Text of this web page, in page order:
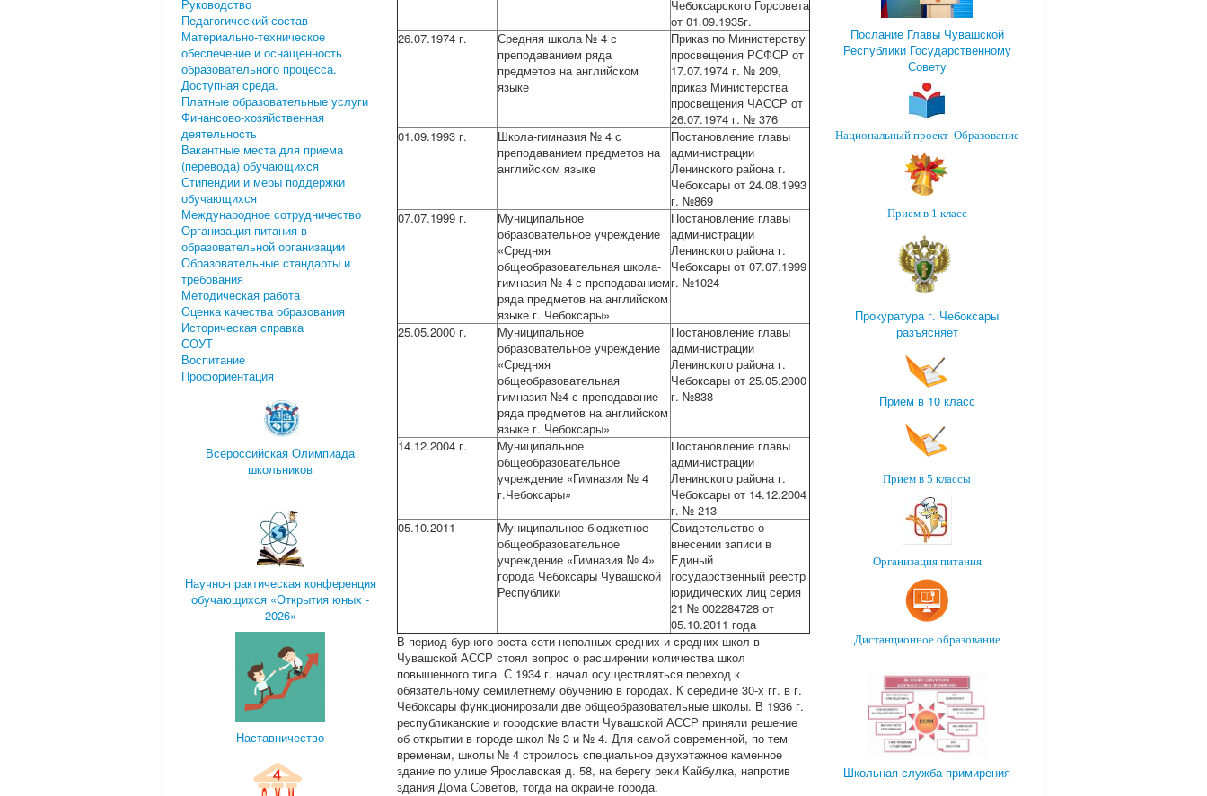
Руководство
Педагогический состав
Материально-техническое
обеспечение и оснащенность
образовательного процесса.
Доступная среда.
Платные образовательные услуги
Финансово-хозяйственная
деятельность
Вакантные места для приема
(перевода) обучающихся
Стипендии и меры поддержки
обучающихся
Международное сотрудничество
Организация питания в
образовательной организации
Образовательные стандарты и
требования
Методическая работа
Оценка качества образования
Историческая справка
СОУТ
Воспитание
Профориентация
Всероссийская Олимпиада
школьников
Научно-практическая конференция
обучающихся «Открытия юных -
2026»
Наставничество
Чебоксарского Горсовета
от 01.09.1935г.
26.07.1974 г.
Средняя школа № 4 с
преподаванием ряда
предметов на английском
языке
Приказ по Министерству
просвещения РСФСР от
17.07.1974 г. № 209,
приказ Министерства
просвещения ЧАССР от
26.07.1974 г. № 376
01.09.1993 г.
Школа-гимназия № 4 с
преподаванием предметов на
английском языке
Постановление главы
администрации
Ленинского района г.
Чебоксары от 24.08.1993
г. №869
07.07.1999 г.
Муниципальное
образовательное учреждение
«Средняя
общеобразовательная школа-
гимназия № 4 с преподаванием
ряда предметов на английском
языке г. Чебоксары»
Постановление главы
администрации
Ленинского района г.
Чебоксары от 07.07.1999
г. №1024
25.05.2000 г.
Муниципальное
образовательное учреждение
«Средняя
общеобразовательная
гимназия №4 с преподавание
ряда предметов на английском
языке г. Чебоксары»
Постановление главы
администрации
Ленинского района г.
Чебоксары от 25.05.2000
г. №838
14.12.2004 г.
Муниципальное
общеобразовательное
учреждение «Гимназия № 4
г.Чебоксары»
Постановление главы
администрации
Ленинского района г.
Чебоксары от 14.12.2004
г. № 213
05.10.2011
Муниципальное бюджетное
общеобразовательное
учреждение «Гимназия № 4»
города Чебоксары Чувашской
Республики
Свидетельство о
внесении записи в
Единый
государственный реестр
юридических лиц серия
21 № 002284728 от
05.10.2011 года
В период бурного роста сети неполных средних и средних школ в
Чувашской АССР стоял вопрос о расширении количества школ
повышенного типа. С 1934 г. начал осуществляться переход к
обязательному семилетнему обучению в городах. К середине 30-х гг. в г.
Чебоксары функционировали две общеобразовательные школы. В 1936 г.
республиканские и городские власти Чувашской АССР приняли решение
об открытии в городе школ № 3 и № 4. Для самой современной, по тем
временам, школы № 4 строилось специальное двухэтажное каменное
здание по улице Ярославская д. 58, на берегу реки Кайбулка, напротив
здания Дома Советов, тогда на окраине города.
Послание Главы Чувашской
Республики Государственному
Совету
Национальный проект Образование
Прием в 1 класс
Прокуратура г. Чебоксары
разъясняет
Прием в 10 класс
Прием в 5 классы
Организация питания
Дистанционное образование
Школьная служба примирения